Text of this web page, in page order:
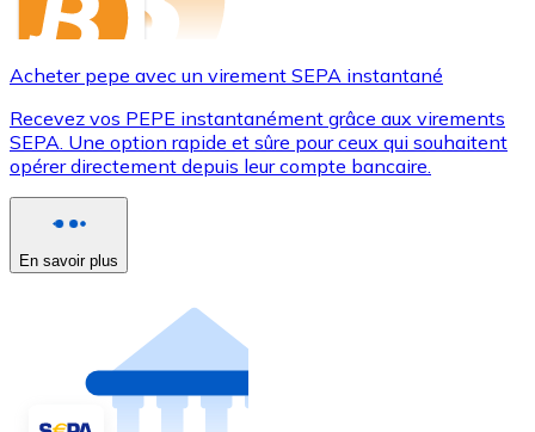
Acheter pepe avec un virement SEPA instantané
Recevez vos PEPE instantanément grâce aux virements
SEPA. Une option rapide et sûre pour ceux qui souhaitent
opérer directement depuis leur compte bancaire.
En savoir plus